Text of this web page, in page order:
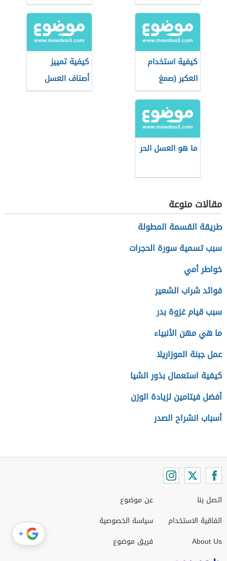
كيفية استخدام
العكبر (صمغ
النحل)
كيفية تمييز
أصناف العسل
التركي
ما هو العسل الحر
مقالات منوعة
طريقة القسمة المطولة
سبب تسمية سورة الحجرات
خواطر أمي
فوائد شراب الشعير
سبب قيام غزوة بدر
ما هي مهن الأنبياء
عمل جبنة الموزاريلا
كيفية استعمال بذور الشيا
أفضل فيتامين لزيادة الوزن
أسباب انشراح الصدر
اتصل بنا
اتفاقية الاستخدام
About Us
عن موضوع
سياسة الخصوصية
فريق موضوع
+